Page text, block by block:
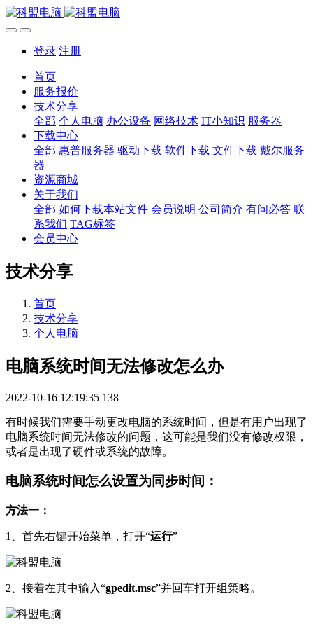
登录 注册
首页
服务报价
技术分享
全部 个人电脑 办公设备 网络技术 IT小知识 服务器
下载中心
全部 惠普服务器 驱动下载 软件下载 文件下载 戴尔服务
器
资源商城
关于我们
全部 如何下载本站文件 会员说明 公司简介 有问必答 联
系我们 TAG标签
会员中心
技术分享
首页
技术分享
个人电脑
电脑系统时间无法修改怎么办
2022-10-16 12:19:35 138
有时候我们需要手动更改电脑的系统时间，但是有用户出现了
电脑系统时间无法修改的问题，这可能是我们没有修改权限，
或者是出现了硬件或系统的故障。
电脑系统时间怎么设置为同步时间：
方法一：
1、首先右键开始菜单，打开“运行”
2、接着在其中输入“gpedit.msc”并回车打开组策略。